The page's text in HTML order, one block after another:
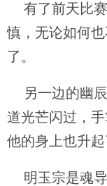
有了前天比赛
慎，无论如何
了。
另一边的幽辰
道光芒闪过，
他的身上也升起
明玉宗是魂导